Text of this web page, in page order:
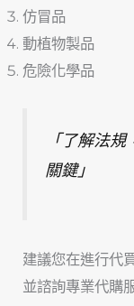
仿冒品
動植物製品
危險化學品
「了解法
關鍵」
建議您在進行代
並諮詢專業代購